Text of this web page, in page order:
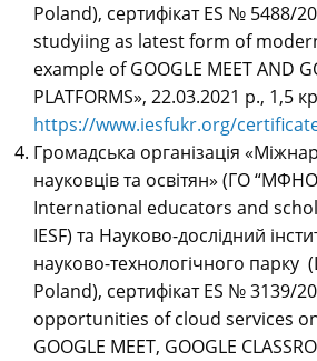
Poland), сертифікат ES № 5488/
studyiing as latest form of
example of GOOGLE MEET AND
PLATFORMS», 22.03.2021 р., 1,5
https://www.iesfukr.org/
Громадська організація
науковців та освітян» (ГО
International educators and
IESF) та Науково-дослідний
науково-технологічного парку
Poland), сертифікат ES № 3139/
opportunities of cloud services
GOOGLE MEET, GOOGLE